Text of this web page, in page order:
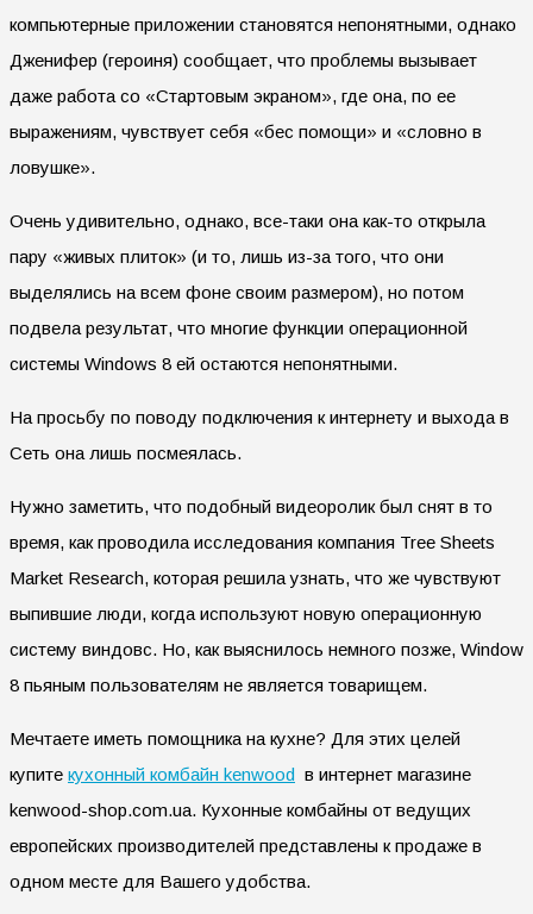
компьютерные приложении становятся непонятными, однако
Дженифер (героиня) сообщает, что проблемы вызывает
даже работа со «Стартовым экраном», где она, по ее
выражениям, чувствует себя «бес помощи» и «словно в
ловушке».
Очень удивительно, однако, все-таки она как-то открыла
пару «живых плиток» (и то, лишь из-за того, что они
выделялись на всем фоне своим размером), но потом
подвела результат, что многие функции операционной
системы Windows 8 ей остаются непонятными.
На просьбу по поводу подключения к интернету и выхода в
Сеть она лишь посмеялась.
Нужно заметить, что подобный видеоролик был снят в то
время, как проводила исследования компания Tree Sheets
Market Research, которая решила узнать, что же чувствуют
выпившие люди, когда используют новую операционную
систему виндовс. Но, как выяснилось немного позже, Window
8 пьяным пользователям не является товарищем.
Мечтаете иметь помощника на кухне? Для этих целей
купите кухонный комбайн kenwood в интернет магазине
kenwood-shop.com.ua. Кухонные комбайны от ведущих
европейских производителей представлены к продаже в
одном месте для Вашего удобства.